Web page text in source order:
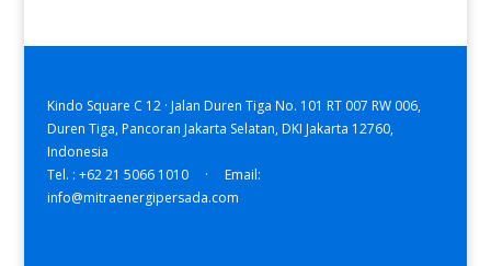
Kindo Square C 12 · Jalan Duren Tiga No. 101 RT 007 RW 006,
Duren Tiga, Pancoran Jakarta Selatan, DKI Jakarta 12760,
Indonesia
Tel. : +62 21 5066 1010 · Email:
info@mitraenergipersada.com